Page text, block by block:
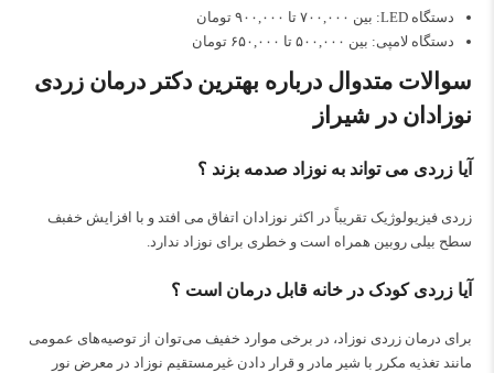
دستگاه LED: بین ۷۰۰,۰۰۰ تا ۹۰۰,۰۰۰ تومان
دستگاه لامپی: بین ۵۰۰,۰۰۰ تا ۶۵۰,۰۰۰ تومان
سوالات متدوال درباره بهترین دکتر درمان زردی
نوزادان در شیراز
آیا زردی می تواند به نوزاد صدمه بزند ؟
زردی فیزیولوژیک تقریباً در اکثر نوزادان اتفاق می افتد و با افزایش خفبف
سطح بیلی روبین همراه است و خطری برای نوزاد ندارد.
آیا زردی کودک در خانه قابل درمان است ؟
برای درمان زردی نوزاد، در برخی موارد خفیف می‌توان از توصیه‌های عمومی
مانند تغذیه مکرر با شیر مادر و قرار دادن غیرمستقیم نوزاد در معرض نور